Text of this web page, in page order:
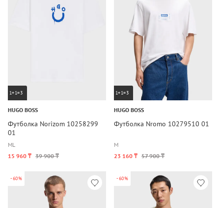
1+1=3
HUGO BOSS
Футболка Norizom 10258299
01
ML
15 960 ₸ 39 900 ₸
1+1=3
HUGO BOSS
Футболка Nromo 10279510 01
M
23 160 ₸ 57 900 ₸
-60% -60%